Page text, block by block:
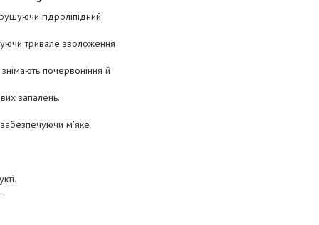
гідроліпідний
тривале зволоження
почервоніння й
запалень.
м'яке